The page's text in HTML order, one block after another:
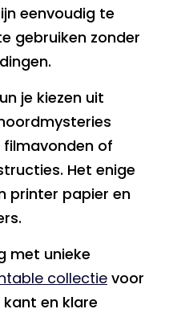
eenvoudig te
gebruiken zonder
je kiezen uit
filmavonden of
Het enige
printer papier en
met unieke
collectievoor
en klare